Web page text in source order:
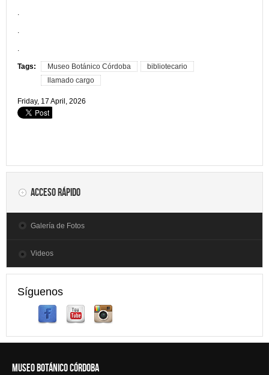
.
.
.
Tags: Museo Botánico Córdoba
bibliotecario
llamado cargo
Friday, 17 April, 2026
Acceso rápido
Galería de Fotos
Videos
Síguenos
MUSEO BOTÁNICO CÓRDOBA